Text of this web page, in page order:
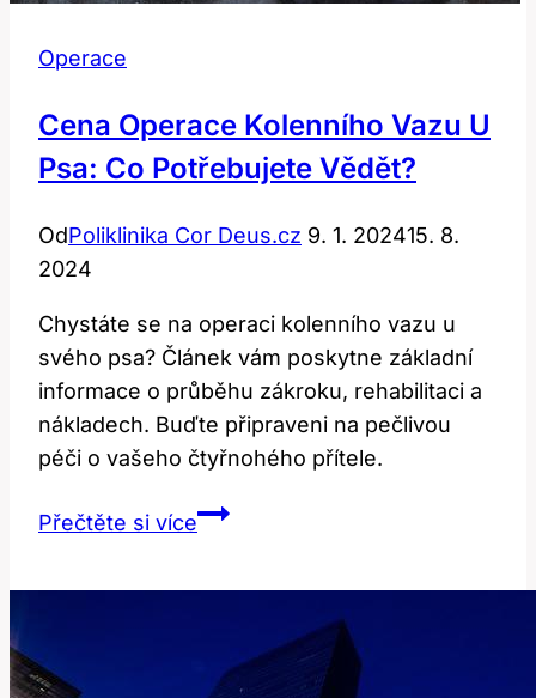
Operace
Cena Operace Kolenního Vazu U
Psa: Co Potřebujete Vědět?
OdPoliklinika Cor Deus.cz 9. 1. 202415. 8.
2024
Chystáte se na operaci kolenního vazu u
svého psa? Článek vám poskytne základní
informace o průběhu zákroku, rehabilitaci a
nákladech. Buďte připraveni na pečlivou
péči o vašeho čtyřnohého přítele.
Přečtěte si víceCena
psa: